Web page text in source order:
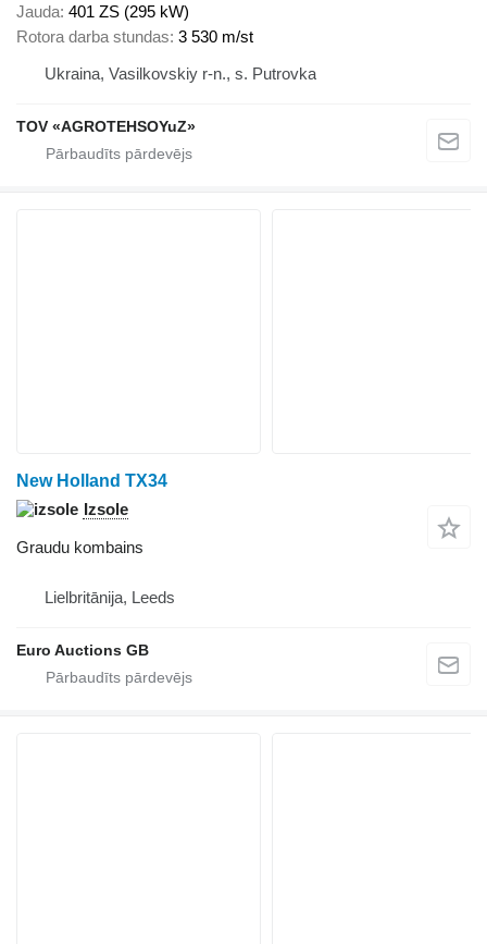
Jauda 401 ZS (295 kW)
Rotora darba stundas 3 530 m/st
Ukraina, Vasilkovskiy r-n., s. Putrovka
TOV «AGROTEHSOYuZ»
New Holland TX34
Izsole
Graudu kombains
Lielbritānija, Leeds
Euro Auctions GB